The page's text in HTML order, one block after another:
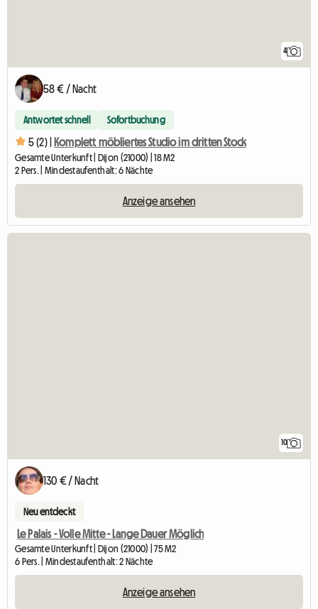
4
58 € / Nacht
Antwortet schnell Sofortbuchung
5 (2) | Komplett möbliertes Studio im dritten Stock
Gesamte Unterkunft | Dijon (21000) | 18 M2
2 Pers. | Mindestaufenthalt: 6 Nächte
Anzeige ansehen
10
130 € / Nacht
Neu entdeckt
Le Palais - Volle Mitte - Lange Dauer Möglich
Gesamte Unterkunft | Dijon (21000) | 75 M2
6 Pers. | Mindestaufenthalt: 2 Nächte
Anzeige ansehen